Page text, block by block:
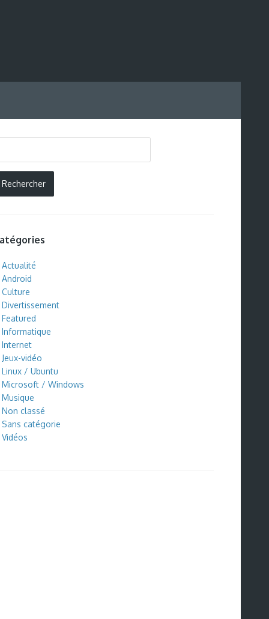
Actualité
Android
Culture
Divertissement
Featured
Informatique
Internet
Jeux-vidéo
Linux / Ubuntu
Microsoft / Windows
Musique
Non classé
Sans catégorie
Vidéos